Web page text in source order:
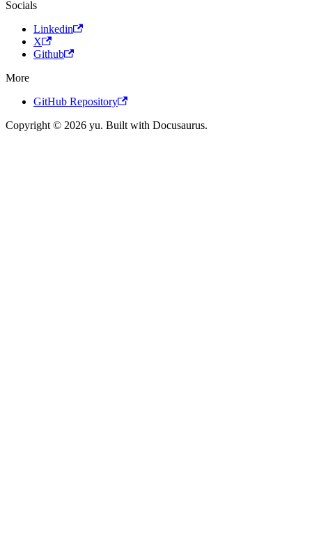
Socials
Linkedin
X
Github
More
GitHub Repository
Copyright © 2026 yu. Built with Docusaurus.